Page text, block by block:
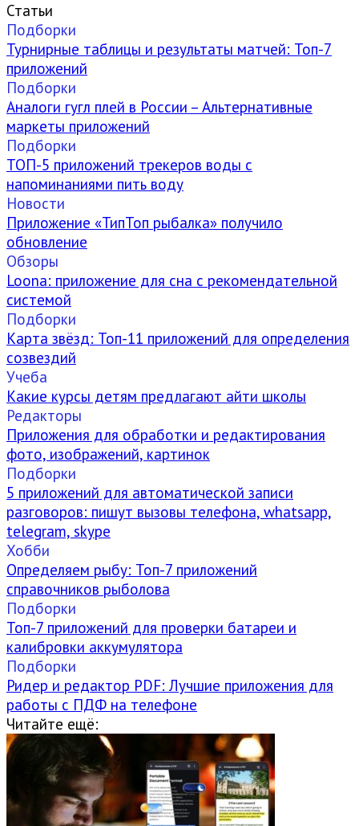
Статьи
Подборки
Турнирные таблицы и результаты матчей: Топ-7
приложений
Подборки
Аналоги гугл плей в России – Альтернативные
маркеты приложений
Подборки
ТОП-5 приложений трекеров воды с
напоминаниями пить воду
Новости
Приложение «ТипТоп рыбалка» получило
обновление
Обзоры
Loona: приложение для сна с рекомендательной
системой
Подборки
Карта звёзд: Топ-11 приложений для определения
созвездий
Учеба
Какие курсы детям предлагают айти школы
Редакторы
Приложения для обработки и редактирования
фото, изображений, картинок
Подборки
5 приложений для автоматической записи
разговоров: пишут вызовы телефона, whatsapp,
telegram, skype
Хобби
Определяем рыбу: Топ-7 приложений
справочников рыболова
Подборки
Топ-7 приложений для проверки батареи и
калибровки аккумулятора
Подборки
Ридер и редактор PDF: Лучшие приложения для
работы с ПДФ на телефоне
Читайте ещё: